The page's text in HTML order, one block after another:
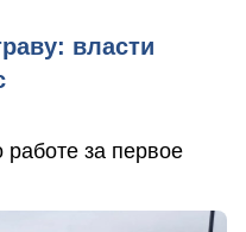
власти
работе за первое